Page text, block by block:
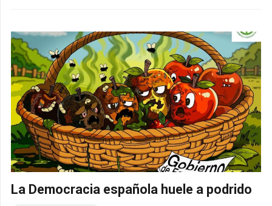
La Democracia española huele a podrido